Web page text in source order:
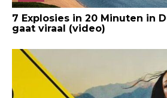
7 Explosies in 20 Minuten in
gaat viraal (video)